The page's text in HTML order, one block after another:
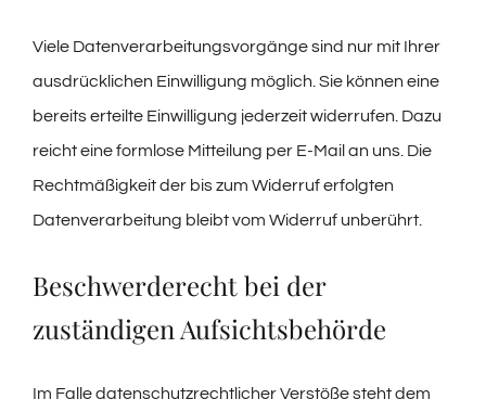
Viele Datenverarbeitungsvorgänge sind nur mit Ihrer
ausdrücklichen Einwilligung möglich. Sie können eine
bereits erteilte Einwilligung jederzeit widerrufen. Dazu
reicht eine formlose Mitteilung per E-Mail an uns. Die
Rechtmäßigkeit der bis zum Widerruf erfolgten
Datenverarbeitung bleibt vom Widerruf unberührt.
Beschwerderecht bei der
zuständigen Aufsichtsbehörde
Im Falle datenschutzrechtlicher Verstöße steht dem